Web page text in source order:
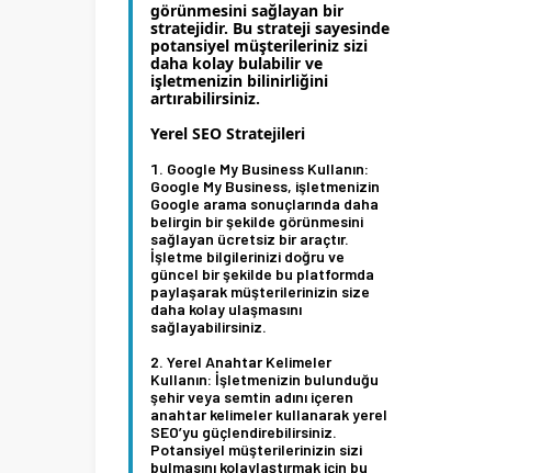
görünmesini sağlayan bir
stratejidir. Bu strateji sayesinde
potansiyel müşterileriniz sizi
daha kolay bulabilir ve
işletmenizin bilinirliğini
artırabilirsiniz.
Yerel SEO Stratejileri
Google My Business Kullanın:
Google My Business, işletmenizin
Google arama sonuçlarında daha
belirgin bir şekilde görünmesini
sağlayan ücretsiz bir araçtır.
İşletme bilgilerinizi doğru ve
güncel bir şekilde bu platformda
paylaşarak müşterilerinizin size
daha kolay ulaşmasını
sağlayabilirsiniz.
Yerel Anahtar Kelimeler
Kullanın: İşletmenizin bulunduğu
şehir veya semtin adını içeren
anahtar kelimeler kullanarak yerel
SEO’yu güçlendirebilirsiniz.
Potansiyel müşterilerinizin sizi
bulmasını kolaylaştırmak için bu